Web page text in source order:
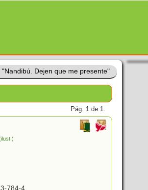
"Nandibú. Dejen que me presente"
Pág. 1 de 1.
784-4